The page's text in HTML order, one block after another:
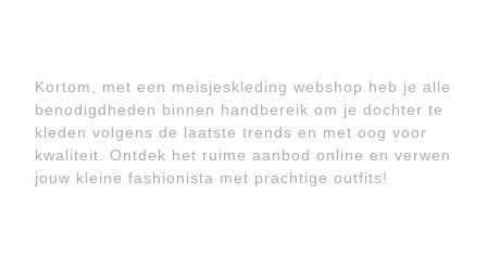
Kortom, met een meisjeskleding webshop heb je alle
benodigdheden binnen handbereik om je dochter te
kleden volgens de laatste trends en met oog voor
kwaliteit. Ontdek het ruime aanbod online en verwen
jouw kleine fashionista met prachtige outfits!